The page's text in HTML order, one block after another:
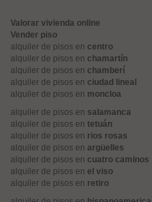
Valorar vivienda online
Vender piso
alquiler de pisos en centro
alquiler de pisos en chamartín
alquiler de pisos en chamberí
alquiler de pisos en ciudad lineal
alquiler de pisos en moncloa
alquiler de pisos en salamanca
alquiler de pisos en tetuán
alquiler de pisos en rios rosas
alquiler de pisos en argüelles
alquiler de pisos en cuatro caminos
alquiler de pisos en el viso
alquiler de pisos en retiro